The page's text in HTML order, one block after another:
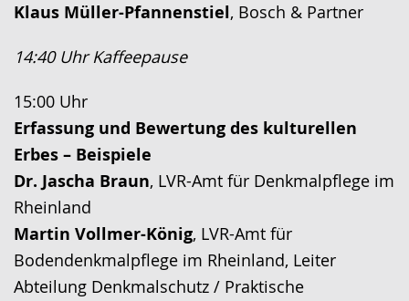
Klaus Müller-Pfannenstiel, Bosch & Partner
14:40 Uhr Kaffeepause
15:00 Uhr
Erfassung und Bewertung des kulturellen
Erbes – Beispiele
Dr. Jascha Braun, LVR-Amt für Denkmalpflege im
Rheinland
Martin Vollmer-König, LVR-Amt für
Bodendenkmalpflege im Rheinland, Leiter
Abteilung Denkmalschutz / Praktische